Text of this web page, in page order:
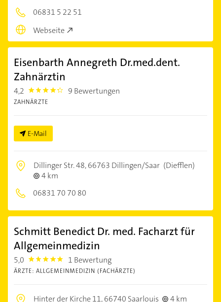
06831 5 22 51
Webseite
Eisenbarth Annegreth Dr.med.dent.
Zahnärztin
4,2 4.2000003 9 Bewertungen
ZAHNÄRZTE
E-Mail
Dillinger Str. 48,66763 Dillingen/Saar (Diefflen)
4 km
06831 70 70 80
Schmitt Benedict Dr. med. Facharzt für
Allgemeinmedizin
5,0 5.0 1 Bewertung
ÄRZTE: ALLGEMEINMEDIZIN (FACHÄRZTE)
Hinter der Kirche 11,66740 Saarlouis 4 km